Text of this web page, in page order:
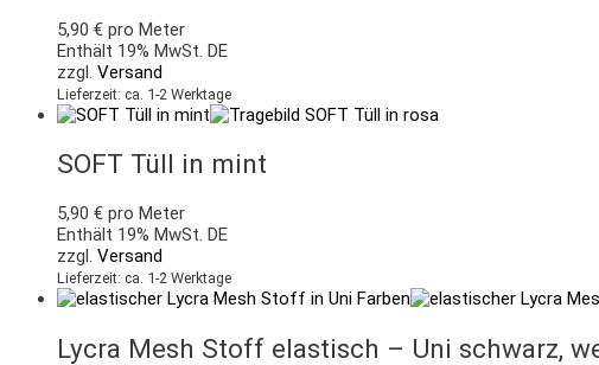
5,90 € pro Meter
Enthält 19% MwSt. DE
zzgl. Versand
Lieferzeit: ca. 1-2 Werktage
SOFT Tüll in mint
5,90 € pro Meter
Enthält 19% MwSt. DE
zzgl. Versand
Lieferzeit: ca. 1-2 Werktage
Lycra Mesh Stoff elastisch – Uni schwarz,